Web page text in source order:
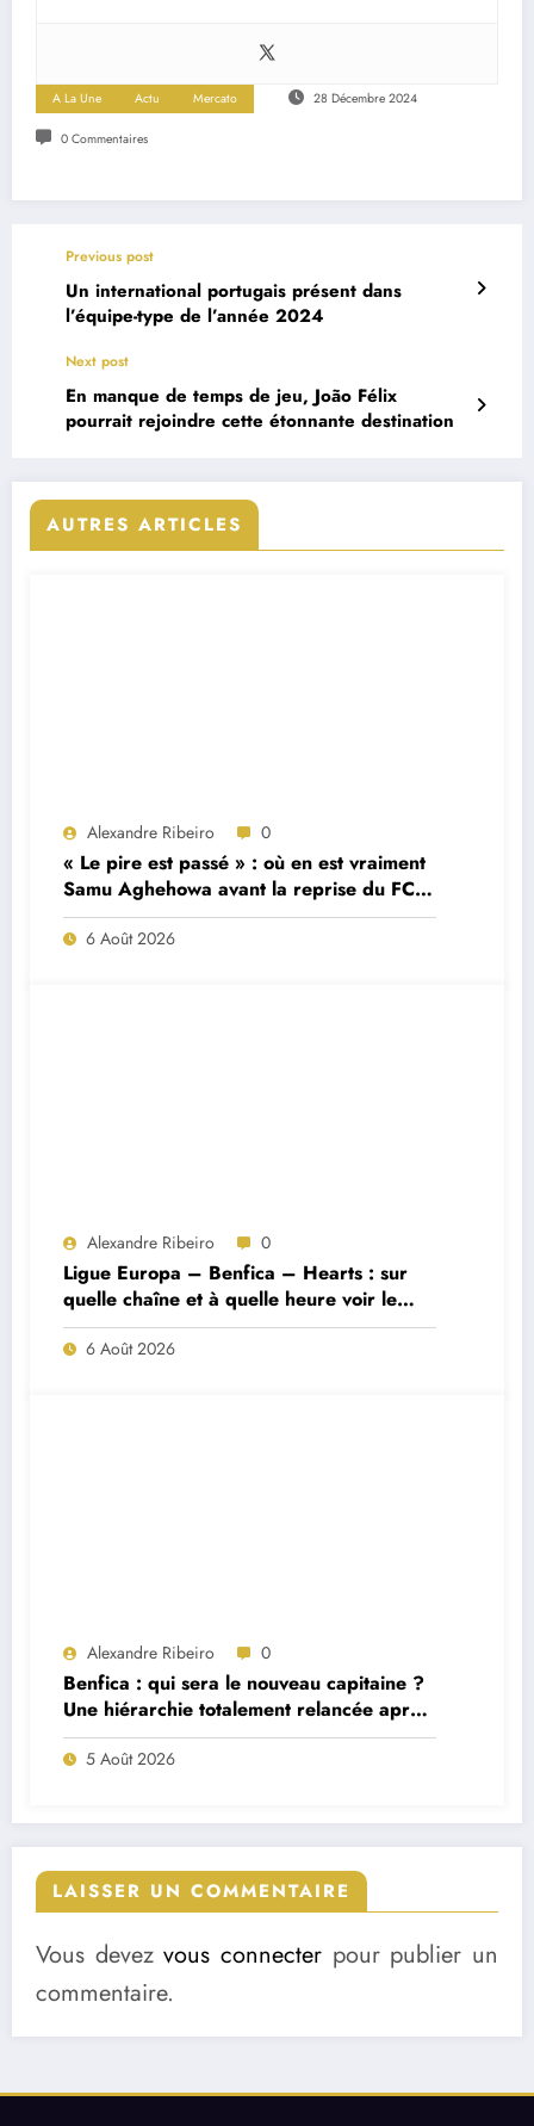
A La Une Actu Mercato 28 Décembre 2024
0 Commentaires
Previous post
Un international portugais présent dans
l’équipe-type de l’année 2024
Next post
En manque de temps de jeu, João Félix
pourrait rejoindre cette étonnante destination
AUTRES ARTICLES
Alexandre Ribeiro 0
« Le pire est passé » : où en est vraiment
Samu Aghehowa avant la reprise du FC
Porto ?
6 Août 2026
Alexandre Ribeiro 0
Ligue Europa – Benfica – Hearts : sur
quelle chaîne et à quelle heure voir le
match ?
6 Août 2026
Alexandre Ribeiro 0
Benfica : qui sera le nouveau capitaine ?
Une hiérarchie totalement relancée après
deux départs majeurs
5 Août 2026
LAISSER UN COMMENTAIRE
Vous devezvous connecter pour publier un
commentaire.